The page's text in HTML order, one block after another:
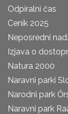
Odpiralni čas
Cenik 2025
Neposredni
Izjava o
Natura 2000
Naravni parki
Narodni park
Naravni park